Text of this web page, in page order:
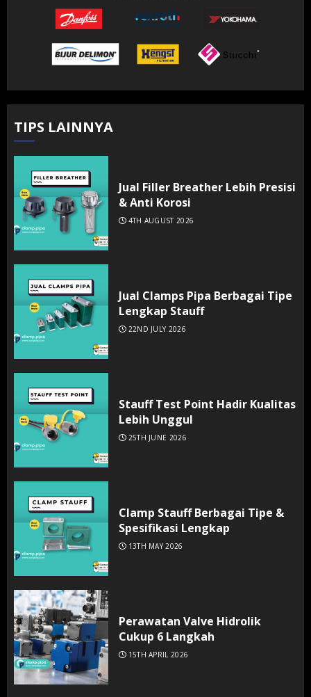
TIPS LAINNYA
Jual Filler Breather Lebih Presisi
& Anti Korosi
4TH AUGUST 2026
Jual Clamps Pipa Berbagai Tipe
Lengkap Stauff
22ND JULY 2026
Stauff Test Point Hadir Kualitas
Lebih Unggul
25TH JUNE 2026
Clamp Stauff Berbagai Tipe &
Spesifikasi Lengkap
13TH MAY 2026
Perawatan Valve Hidrolik
Cukup 6 Langkah
15TH APRIL 2026